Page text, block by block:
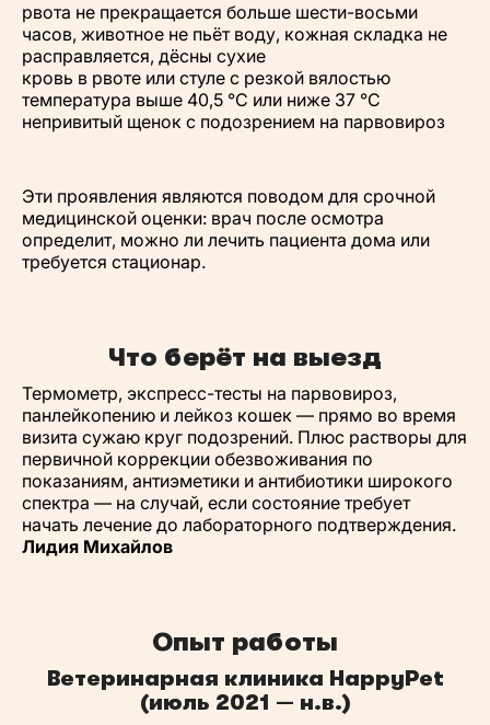
рвота не прекращается больше шести-восьми
часов, животное не пьёт воду, кожная складка не
расправляется, дёсны сухие
кровь в рвоте или стуле с резкой вялостью
температура выше 40,5 °C или ниже 37 °C
непривитый щенок с подозрением на парвовироз
Эти проявления являются поводом для срочной
медицинской оценки: врач после осмотра
определит, можно ли лечить пациента дома или
требуется стационар.
Что берёт на выезд
Термометр, экспресс-тесты на парвовироз,
панлейкопению и лейкоз кошек — прямо во время
визита сужаю круг подозрений. Плюс растворы для
первичной коррекции обезвоживания по
показаниям, антиэметики и антибиотики широкого
спектра — на случай, если состояние требует
начать лечение до лабораторного подтверждения.
Лидия Михайлов
Опыт работы
Ветеринарная клиника HappyPet
(июль 2021 — н.в.)